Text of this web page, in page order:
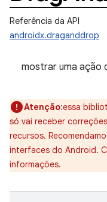
Referência da API
androidx.draganddrop
mostrar uma ação
Atenção:essa
só vai receber
recursos.
interfaces do Android.
informações.